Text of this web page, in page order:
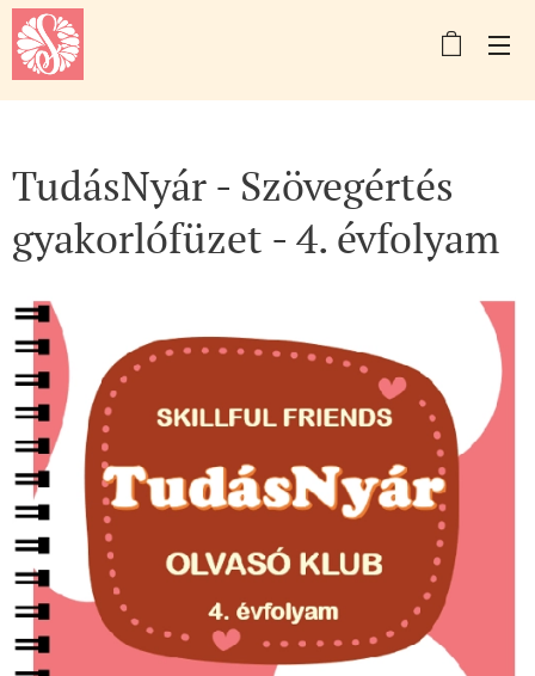
TudásNyár - Szövegértés
gyakorlófüzet - 4. évfolyam